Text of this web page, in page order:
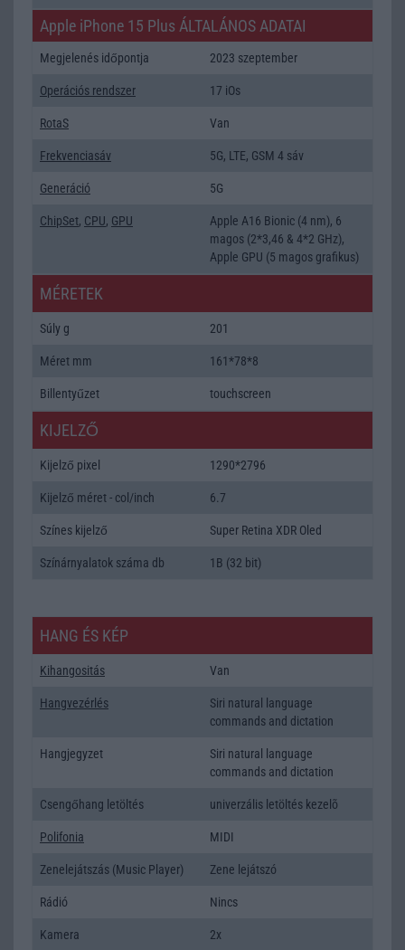
Apple iPhone 15 Plus ÁLTALÁNOS ADATAI
Megjelenés időpontja 2023 szeptember
Operációs rendszer 17 iOs
RotaS Van
Frekvenciasáv 5G, LTE, GSM 4 sáv
Generáció 5G
ChipSet, CPU, GPU
Apple A16 Bionic (4 nm), 6
magos (2*3,46 & 4*2 GHz),
Apple GPU (5 magos grafikus)
MÉRETEK
Súly g 201
Méret mm 161*78*8
Billentyűzet touchscreen
KIJELZŐ
Kijelző pixel 1290*2796
Kijelző méret - col/inch 6.7
Színes kijelző Super Retina XDR Oled
Színárnyalatok száma db 1B (32 bit)
HANG ÉS KÉP
Kihangositás Van
Hangvezérlés
Siri natural language
commands and dictation
Hangjegyzet
Siri natural language
commands and dictation
Csengőhang letöltés univerzális letöltés kezelõ
Polifonia MIDI
Zenelejátszás (Music Player) Zene lejátszó
Rádió Nincs
Kamera 2x